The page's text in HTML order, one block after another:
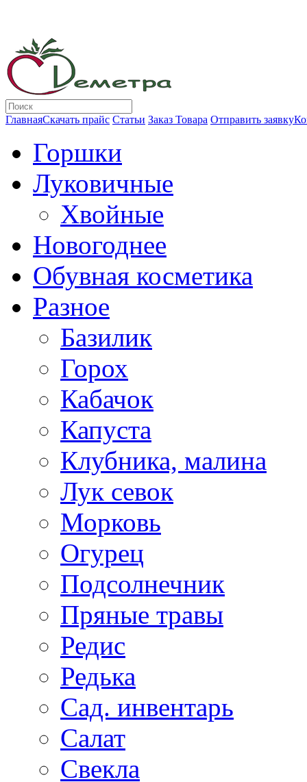
ГлавнаяСкачать прайс Статьи Заказ Товара Отправить заявку
Горшки
Луковичные
Хвойные
Новогоднее
Обувная косметика
Разное
Базилик
Горох
Кабачок
Капуста
Клубника, малина
Лук севок
Морковь
Огурец
Подсолнечник
Пряные травы
Редис
Редька
Сад. инвентарь
Салат
Свекла